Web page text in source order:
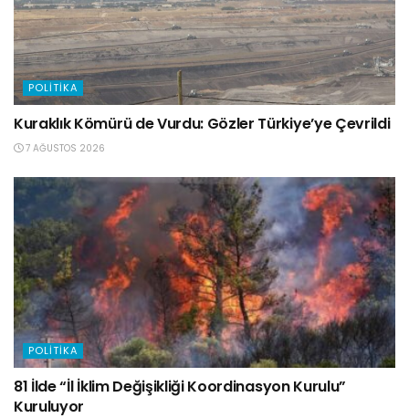
POLITIKA
Kuraklık Kömürü de Vurdu: Gözler Türkiye’ye Çevrildi
7 AĞUSTOS 2026
POLITIKA
81 İlde “İl İklim Değişikliği Koordinasyon Kurulu”
Kuruluyor